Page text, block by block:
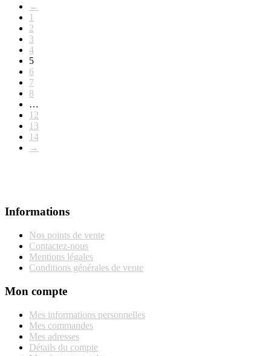
←
1
2
3
4
5
6
7
8
…
12
13
14
→
Informations
Nos points de vente
Contactez-nous
Mentions légales
Conditions générales de vente
Mon compte
Mes informations personnelles
Mes commandes
Mes adresses
Détails du compte